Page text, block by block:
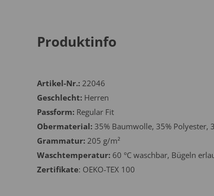
Produktinfo
Artikel-Nr.: 22046
Geschlecht: Herren
Passform: Regular Fit
Obermaterial: 35% Baumwolle, 35% Polyester,
Grammatur: 205 g/m²
Waschtemperatur: 60 °C waschbar, Bügeln
Zertifikate: OEKO-TEX 100